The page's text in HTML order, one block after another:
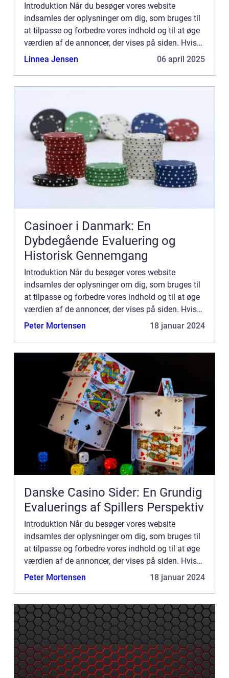
Introduktion Når du besøger vores website
indsamles der oplysninger om dig, som bruges til
at tilpasse og forbedre vores indhold og til at øge
værdien af de annoncer, der vises på siden. Hvis
du ikke ønsker, at der indsamles oplysninger, bør
Linnea Jensen 06 april 2025
Casinoer i Danmark: En
Dybdegående Evaluering og
Historisk Gennemgang
Introduktion Når du besøger vores website
indsamles der oplysninger om dig, som bruges til
at tilpasse og forbedre vores indhold og til at øge
værdien af de annoncer, der vises på siden. Hvis
du ikke ønsker, at der indsamles oplysninger, bør
Peter Mortensen 18 januar 2024
Danske Casino Sider: En Grundig
Evaluerings af Spillers Perspektiv
Introduktion Når du besøger vores website
indsamles der oplysninger om dig, som bruges til
at tilpasse og forbedre vores indhold og til at øge
værdien af de annoncer, der vises på siden. Hvis
du ikke ønsker, at der indsamles oplysninger, bør
Peter Mortensen 18 januar 2024